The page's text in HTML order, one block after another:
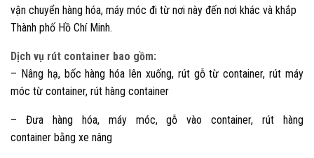
vận chuyển hàng hóa, máy móc đi từ nơi này đến nơi khác và khắp
Thành phố Hồ Chí Minh.
Dịch vụ rút container bao gồm:
– Nâng hạ, bốc hàng hóa lên xuống, rút gỗ từ container, rút máy
móc từ container, rút hàng container
– Đưa hàng hóa, máy móc, gỗ vào container, rút hàng
container bằng xe nâng